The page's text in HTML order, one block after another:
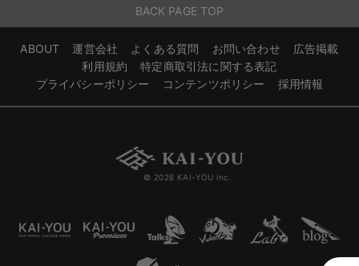
BACK PAGE TOP
ABOUT 運営会社 よくある質問 お問い合わせ
広告掲載
利用規約
特定商取引法に関する表記
プライバシーポリシー
コンテンツポリシー 採用情報
© 2026 KAI-YOU inc.